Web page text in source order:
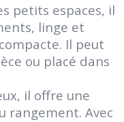
petits espaces, il
linge et
Il peut
ou placé dans
il offre une
rangement. Avec